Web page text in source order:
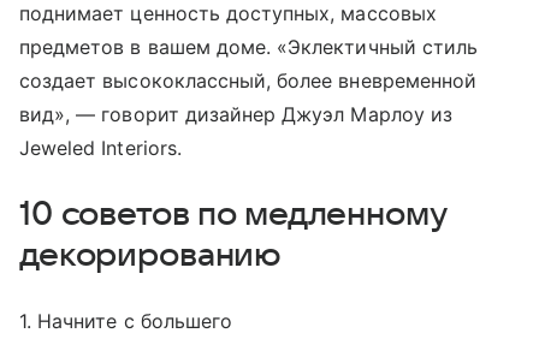
поднимает ценность доступных, массовых
предметов в вашем доме. «Эклектичный стиль
создает высококлассный, более вневременной
вид», — говорит дизайнер Джуэл Марлоу из
Jeweled Interiors.
10 советов по медленному
декорированию
1. Начните с большего